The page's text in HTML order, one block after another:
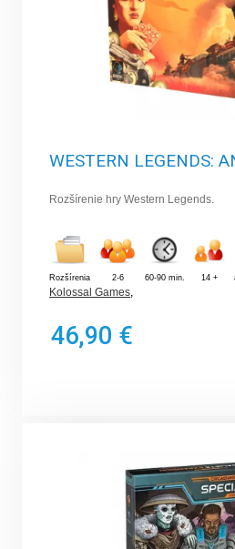
WESTERN LEGENDS:
Rozšírenie hry Western Legends.
Rozšírenia 2-6 60-90 min. 14 +
Kolossal Games,
46,90 €